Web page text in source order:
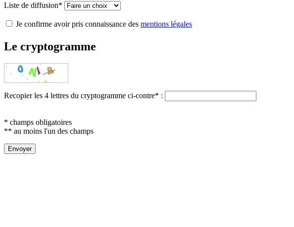
Liste de diffusion*
Je confirme avoir pris connaissance des mentions légales
Le cryptogramme
Recopier les 4 lettres du cryptogramme ci-contre* :
* champs obligatoires
** au moins l'un des champs